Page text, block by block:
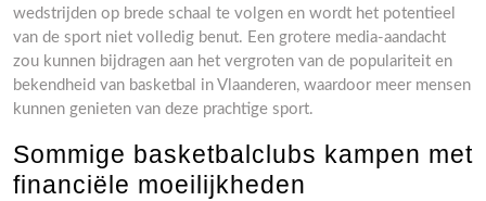
wedstrijden op brede schaal te volgen en wordt het potentieel
van de sport niet volledig benut. Een grotere media-aandacht
zou kunnen bijdragen aan het vergroten van de populariteit en
bekendheid van basketbal in Vlaanderen, waardoor meer mensen
kunnen genieten van deze prachtige sport.
Sommige basketbalclubs kampen met
financiële moeilijkheden